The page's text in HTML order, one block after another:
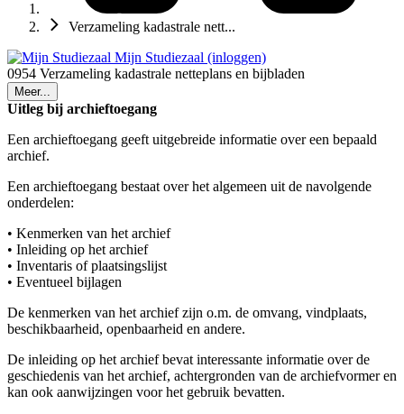
Verzameling kadastrale nett...
Mijn Studiezaal (inloggen)
0954 Verzameling kadastrale netteplans en bijbladen
Meer...
Uitleg bij archieftoegang
Een archieftoegang geeft uitgebreide informatie over een bepaald
archief.
Een archieftoegang bestaat over het algemeen uit de navolgende
onderdelen:
• Kenmerken van het archief
• Inleiding op het archief
• Inventaris of plaatsingslijst
• Eventueel bijlagen
De kenmerken van het archief zijn o.m. de omvang, vindplaats,
beschikbaarheid, openbaarheid en andere.
De inleiding op het archief bevat interessante informatie over de
geschiedenis van het archief, achtergronden van de archiefvormer en
kan ook aanwijzingen voor het gebruik bevatten.